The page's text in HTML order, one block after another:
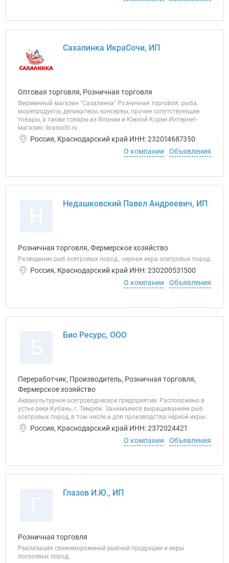
Сахалинка ИкраСочи, ИП
Оптовая торговля, Розничная торговля
Фирменный магазин "Сахалинка" Розничная торговля: рыба,
морепродукты, деликатесы, консервы, прочие сопутствующие
товары, а также товары из Японии и Южной Кореи Интернет-
магазин: ikrasochi.ru
Россия, Краснодарский край ИНН: 232014687350
О компании
Объявления
Недашковский Павел Андреевич, ИП
Розничная торговля, Фермерское хозяйство
Разведение рыб осетровых пород , черная икра осетровых пород
Россия, Краснодарский край ИНН: 230200531500
О компании
Объявления
Био Ресурс, ООО
Переработчик, Производитель, Розничная торговля,
Фермерское хозяйство
Аквакультурное осетроводческое предприятие. Расположено в
устье реки Кубань, г. Темрюк. Занимаемся выращиванием рыб
осетровых пород, в том числе и для производства чёрной икры.
Россия, Краснодарский край ИНН: 2372024421
О компании
Объявления
Глазов И.Ю., ИП
Розничная торговля
Реализация свежемороженой рыбной продукции и икры
лососевых пород.